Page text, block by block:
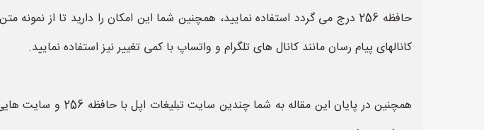
کانالهای پیام رسان مانند کانال های تلگرام و واتساپ با کمی تغییر نیز استفاده نمایید.